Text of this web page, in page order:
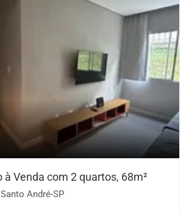
Venda com 2 quartos, 68m²
André-SP